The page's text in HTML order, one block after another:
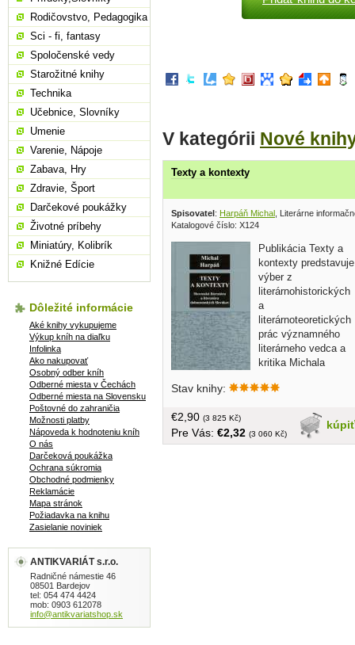
V kategórii Nové
Texty a kontexty
Spisovatel: Harpáň Michal , Literárne
Katalogové číslo: X124
Publikácia Texty a
kontexty predstavuje
výber z
literárnohistorických
a
literárnoteoretických
prác významného
literárneho vedca a
kritika Michala
pôsobiaceho v Novom Sade. Zbierka sa
slovenskej literatúry v prostredí
dolnozemských Slovákov
(predovšetkým vo Vojvodine,
Stav knihy:
kúpiť
€2,90 (3 825 Kč)
Pre Vás: €2,32 (3 060 Kč)
Rodičovstvo, Pedagogika
Sci - fi, fantasy
Spoločenské vedy
Starožitné knihy
Technika
Učebnice, Slovníky
Umenie
Varenie, Nápoje
Zabava, Hry
Zdravie, Šport
Darčekové poukážky
Životné príbehy
Miniatúry, Kolibrík
Knižné Edície
Dôležité informácie
Aké knihy vykupujeme
Výkup kníh na diaľku
Infolinka
Ako nakupovať
Osobný odber kníh
Odberné miesta v Čechách
Odberné miesta na Slovensku
Poštovné do zahraničia
Možnosti platby
Nápoveda k hodnoteniu kníh
O nás
Darčeková poukážka
Ochrana súkromia
Obchodné podmienky
Reklamácie
Mapa stránok
Požiadavka na knihu
Zasielanie noviniek
ANTIKVARIÁT s.r.o.
Radničné námestie 46
08501 Bardejov
tel: 054 474 4424
mob: 0903 612078
info@antikvariatshop.sk